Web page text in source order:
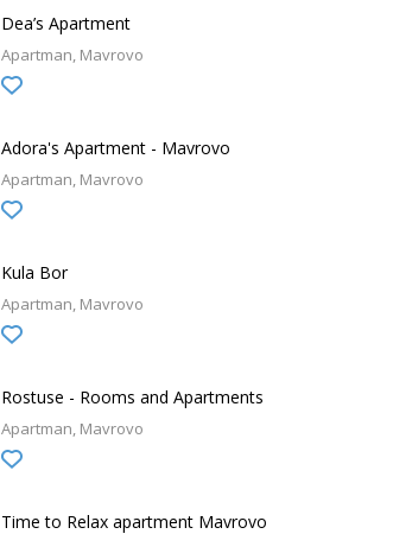
Dea’s Apartment
Apartman Mavrovo
Adora's Apartment - Mavrovo
Apartman Mavrovo
Kula Bor
Apartman Mavrovo
Rostuse - Rooms and Apartments
Apartman Mavrovo
Time to Relax apartment Mavrovo